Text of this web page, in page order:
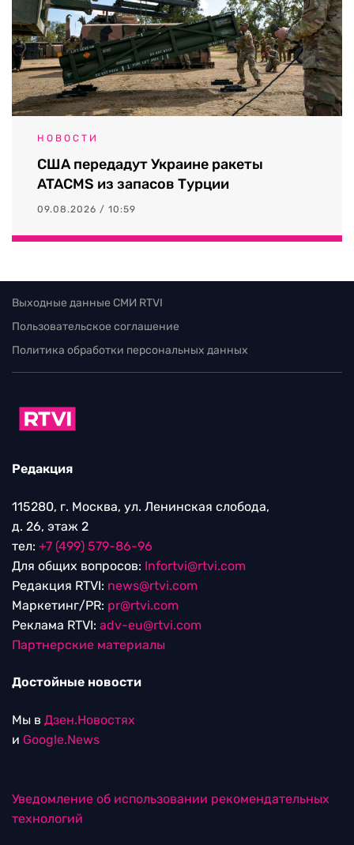
НОВОСТИ
США передадут Украине ракеты
ATACMS из запасов Турции
09.08.2026 / 10:59
Выходные данные СМИ RTVI
Пользовательское соглашение
Политика обработки персональных данных
Редакция
115280, г. Москва, ул. Ленинская слобода,
д. 26, этаж 2
тел: +7 (499) 579-86-96
Для общих вопросов: Infortvi@rtvi.com
Редакция RTVI: news@rtvi.com
Маркетинг/PR: pr@rtvi.com
Реклама RTVI: adv-eu@rtvi.com
Партнерские материалы
Достойные новости
Мы в Дзен.Новостях
и Google.News
Уведомление об использовании рекомендательных
технологий